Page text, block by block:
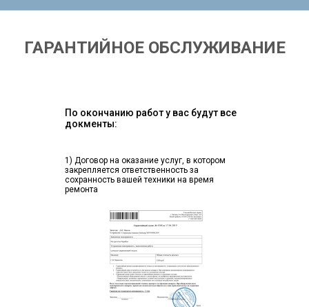
ГАРАНТИЙНОЕ ОБСЛУЖИВАНИЕ
По окончанию работ у вас будут все
докменты:
1) Договор на оказание услуг, в котором
закрепляется ответственность за
сохранность вашей техники на время
ремонта